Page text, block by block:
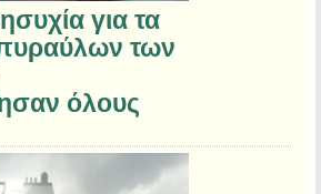
για τα
των
όλους